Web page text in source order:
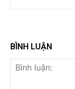
BÌNH LUẬN